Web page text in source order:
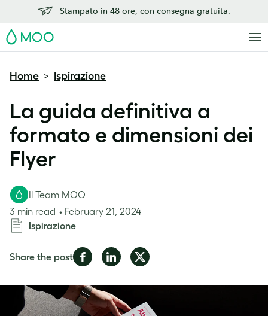
Stampato in 48 ore, con consegna gratuita.
MOO
Home > Ispirazione
La guida definitiva a
formato e dimensioni dei
Flyer
Il Team MOO
3 min read
February 21, 2024
Ispirazione
Share the postShare
Facebook
Share
LinkedIn
Share
Twitter